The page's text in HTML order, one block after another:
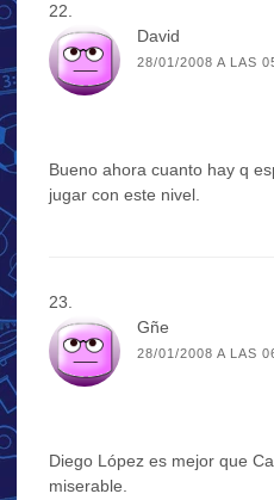
David
28/01/2008 A LAS
Bueno ahora cuanto hay q
jugar con este nivel.
Gñe
28/01/2008 A LAS
Diego López es mejor que
miserable.